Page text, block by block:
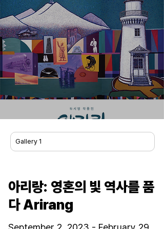
아리랑: 영혼의 빛 역사를 품
다 Arirang
Gallery 1